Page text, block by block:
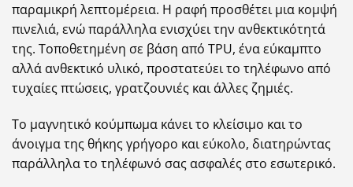
παραμικρή λεπτομέρεια. Η ραφή προσθέτει μια κομψή
πινελιά, ενώ παράλληλα ενισχύει την ανθεκτικότητά
της. Τοποθετημένη σε βάση από TPU, ένα εύκαμπτο
αλλά ανθεκτικό υλικό, προστατεύει το τηλέφωνο από
τυχαίες πτώσεις, γρατζουνιές και άλλες ζημιές.
Το μαγνητικό κούμπωμα κάνει το κλείσιμο και το
άνοιγμα της θήκης γρήγορο και εύκολο, διατηρώντας
παράλληλα το τηλέφωνό σας ασφαλές στο εσωτερικό.